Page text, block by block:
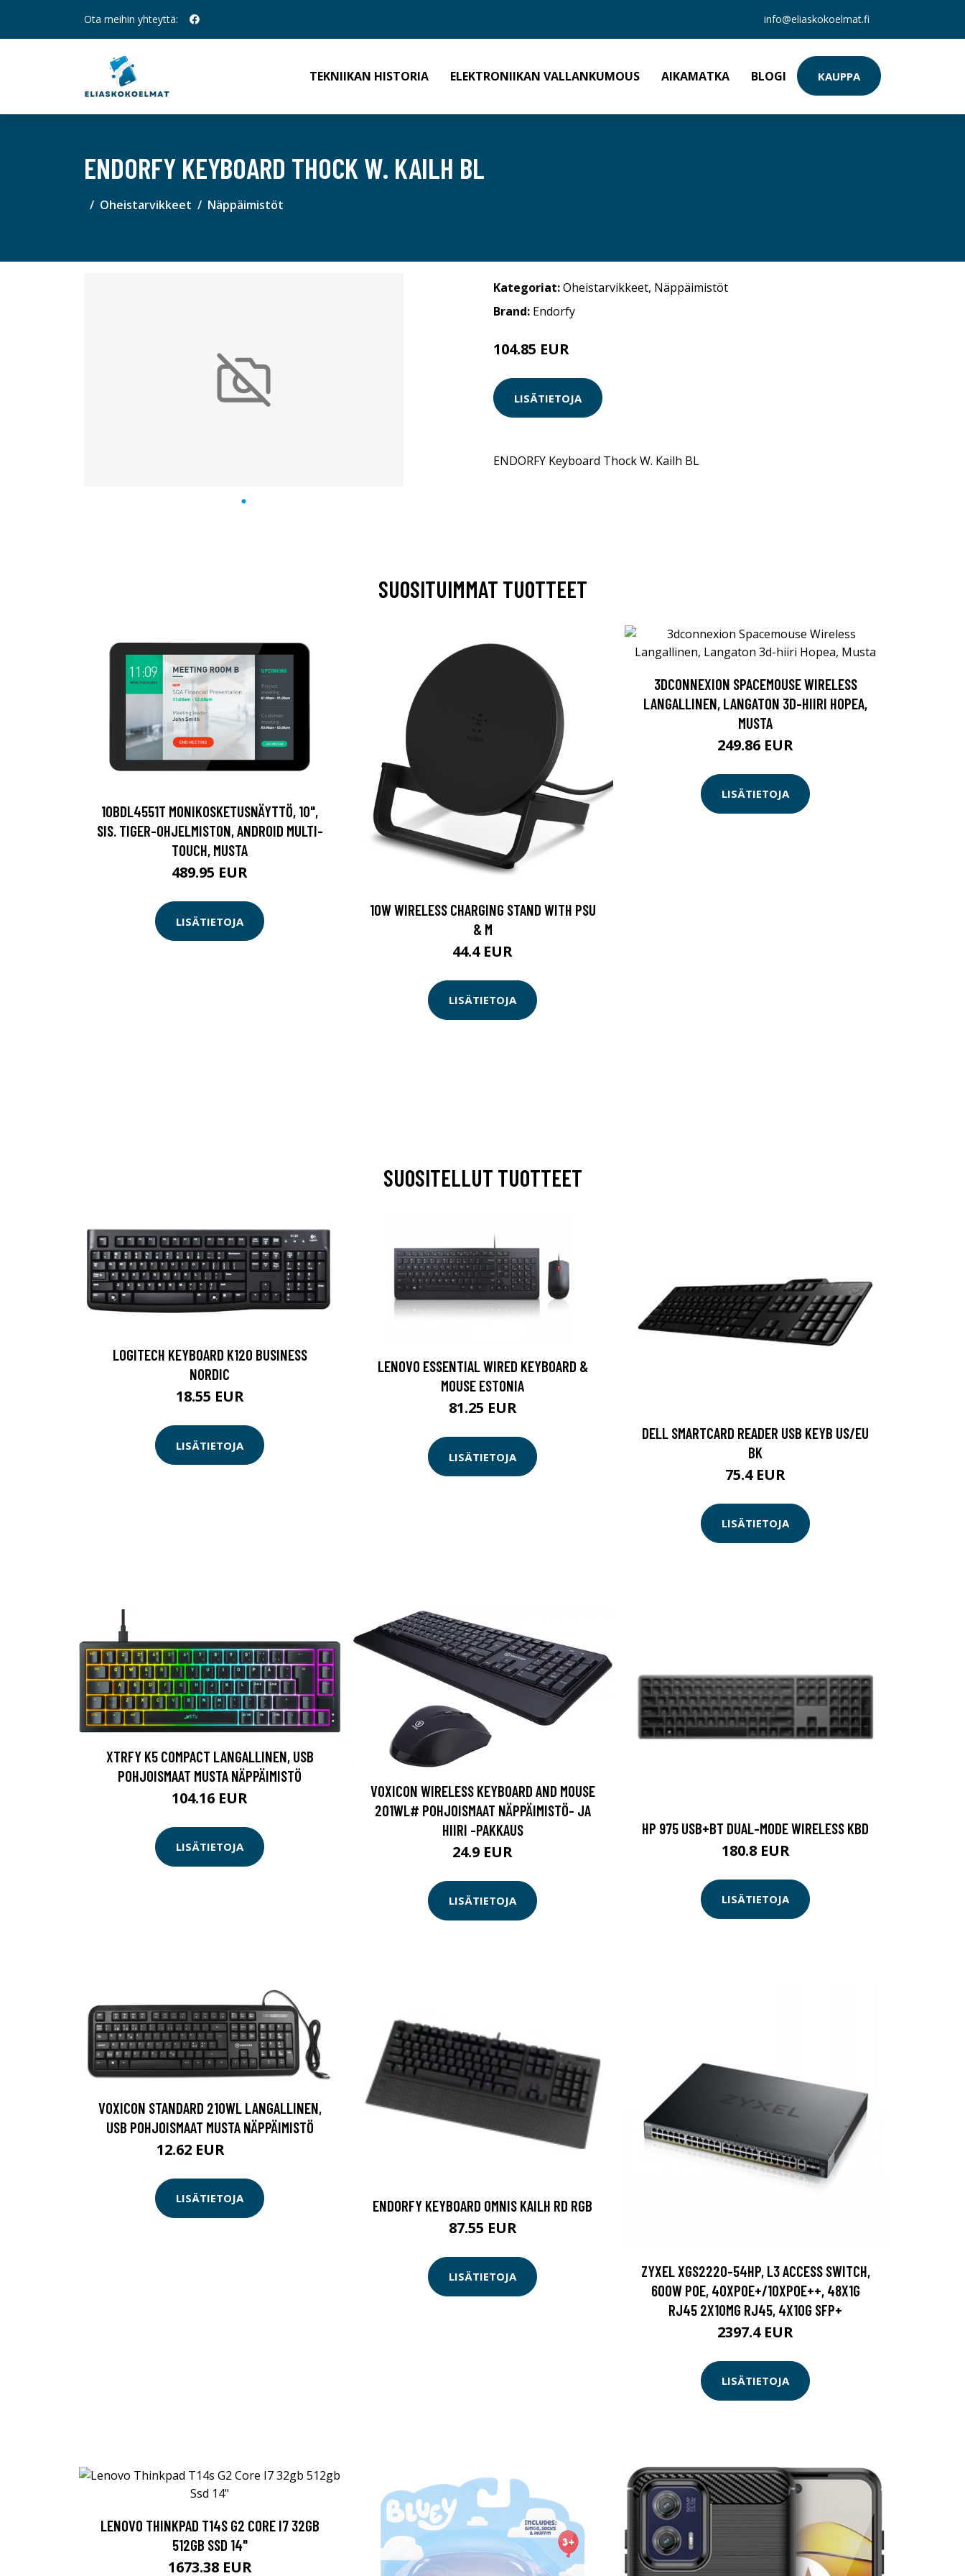
Ota meihin yhteyttä: info@eliaskokoelmat.fi
TEKNIIKAN HISTORIA ELEKTRONIIKAN VALLANKUMOUS AIKAMATKA BLOGI KAUPPA
ENDORFY KEYBOARD THOCK W. KAILH BL
Oheistarvikkeet Näppäimistöt
Kategoriat:Oheistarvikkeet, Näppäimistöt
Brand: Endorfy
104.85 EUR
LISÄTIETOJA
ENDORFY Keyboard Thock W. Kailh BL
SUOSITUIMMAT TUOTTEET
10BDL4551T MONIKOSKETUSNÄYTTÖ, 10",
SIS. TIGER-OHJELMISTON, ANDROID MULTI-
TOUCH, MUSTA
489.95 EUR
LISÄTIETOJA
10W WIRELESS CHARGING STAND WITH PSU
& M
44.4 EUR
LISÄTIETOJA
3DCONNEXION SPACEMOUSE WIRELESS
LANGALLINEN, LANGATON 3D-HIIRI HOPEA,
MUSTA
249.86 EUR
LISÄTIETOJA
SUOSITELLUT TUOTTEET
LOGITECH KEYBOARD K120 BUSINESS
NORDIC
18.55 EUR
LISÄTIETOJA
LENOVO ESSENTIAL WIRED KEYBOARD &
MOUSE ESTONIA
81.25 EUR
LISÄTIETOJA
DELL SMARTCARD READER USB KEYB US/EU
BK
75.4 EUR
LISÄTIETOJA
XTRFY K5 COMPACT LANGALLINEN, USB
POHJOISMAAT MUSTA NÄPPÄIMISTÖ
104.16 EUR
LISÄTIETOJA
VOXICON WIRELESS KEYBOARD AND MOUSE
201WL# POHJOISMAAT NÄPPÄIMISTÖ- JA
HIIRI -PAKKAUS
24.9 EUR
LISÄTIETOJA
HP 975 USB+BT DUAL-MODE WIRELESS KBD
180.8 EUR
LISÄTIETOJA
VOXICON STANDARD 210WL LANGALLINEN,
USB POHJOISMAAT MUSTA NÄPPÄIMISTÖ
12.62 EUR
LISÄTIETOJA ENDORFY KEYBOARD OMNIS KAILH RD RGB
87.55 EUR
LISÄTIETOJA
ZYXEL XGS2220-54HP, L3 ACCESS SWITCH,
600W POE, 40XPOE+/10XPOE++, 48X1G
RJ45 2X10MG RJ45, 4X10G SFP+
2397.4 EUR
LISÄTIETOJA
LENOVO THINKPAD T14S G2 CORE I7 32GB
512GB SSD 14"
1673.38 EUR